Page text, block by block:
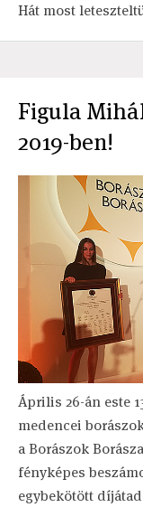
Hát most
Figula
2019-ben!
Április 26-án este
medencei
a Borászok
fényképes
egybekötött